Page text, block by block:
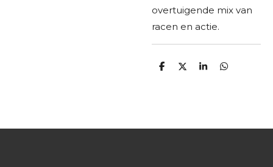
overtuigende mix van
racen en actie.
D
D
S
D